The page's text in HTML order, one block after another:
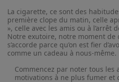
La cigarette, ce sont des
première clope du matin, celle
», celle avec les amis ou à l’arrêt
Notre exutoire, notre moment de
s’accorde parce qu’on est fier
comme un cadeau à nous-même.
Commencez par noter tous les
motivations à ne plus fumer et